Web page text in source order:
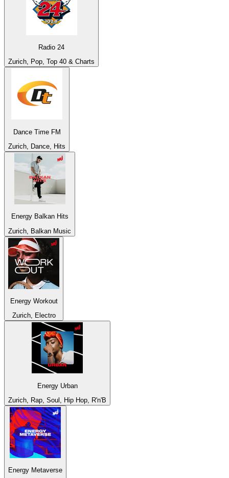
Radio 24
Zurich, Pop, Top 40 & Charts
Dance Time FM
Zurich, Dance, Hits
Energy Balkan Hits
Zurich, Balkan Music
Energy Workout
Zurich, Electro
Energy Urban
Zurich, Rap, Soul, Hip Hop, R'n'B
Energy Metaverse